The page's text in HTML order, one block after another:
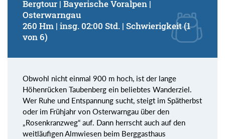
Bergtour | Bayerische Voralpen |
Osterwarngau
260 Hm | insg. 02:00 Std. | Schwierigkeit (1
von 6)
Obwohl nicht einmal 900 m hoch, ist der lange
Höhenrücken Taubenberg ein beliebtes Wanderziel.
Wer Ruhe und Entspannung sucht, steigt im Spätherbst
oder im Frühjahr von Osterwarngau über den
„Rosenkranzweg“ auf. Dann herrscht auch auf den
weitläufigen Almwiesen beim Berggasthaus